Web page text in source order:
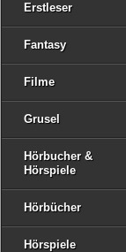
Erstleser
Fantasy
Filme
Grusel
Hörbucher &
Hörspiele
Hörbücher
Hörspiele